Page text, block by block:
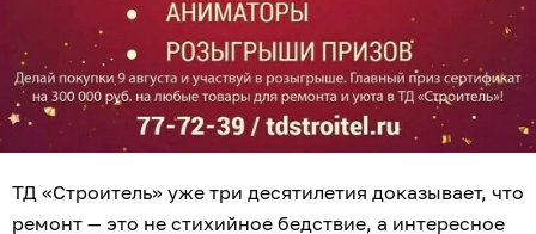
ТД «Строитель» уже три десятилетия доказывает, что
ремонт — это не стихийное бедствие, а интересное